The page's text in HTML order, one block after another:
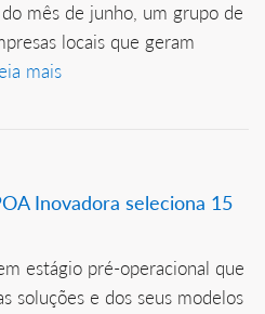
mês de junho, um grupo de
locais que geram
mais
Inovadora seleciona 15
estágio pré-operacional que
soluções e dos seus modelos